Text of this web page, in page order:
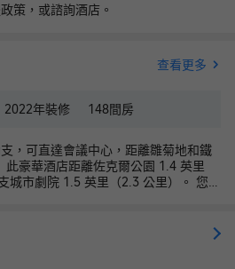
策，或諮詢酒店。
查看更多
2022年裝修 148間房
，可直達會議中心，距離雛菊地和鐵
此豪華酒店距離佐克爾公園 1.4 英里
城市劇院 1.5 英里（2.3 公里）。 您可
店/報攤和大堂壁爐。 您可以去
便餐，還可在這裏欣賞花園景色。或